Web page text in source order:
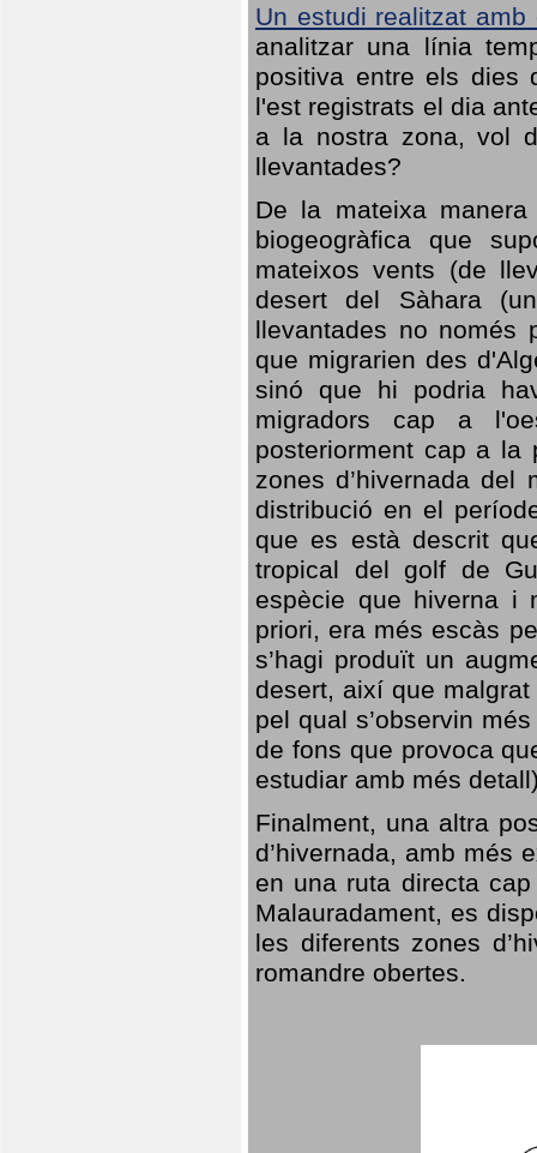
Un estudi realitzat amb
analitzar una línia
positiva entre els dies
l'est registrats el dia
a la nostra zona, vol
llevantades?
De la mateixa
biogeogràfica que
mateixos vents (de
desert del Sàhara
llevantades no només
que migrarien des
sinó que hi podria
migradors cap a
posteriorment cap a la
zones d’hivernada
distribució en el
que es està descrit
tropical del golf de
espècie que hiverna i
priori, era més escàs
s’hagi produït un
desert, així que
pel qual s’observin
de fons que provoca
estudiar amb més
Finalment, una altra
d’hivernada, amb més
en una ruta directa
Malauradament, es
les diferents zones
romandre obertes.